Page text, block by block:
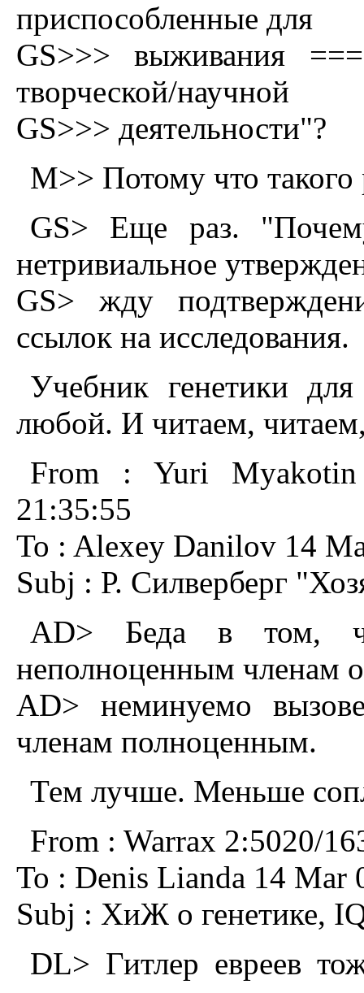
приспособленные для
GS>>> выживания
творческой/научной
GS>>> деятельности"?
M>> Потомy что такого
GS> Еще раз.
нетривиальное
GS> жду
ссылок на исследования.
Учебник генетики
любой. И читаем,
From : Yuri Myakotin
21:35:55
To : Alexey Danilov 14
Subj : Р. Силверберг
AD> Беда в том,
неполноценным членам
AD> неминуемо
членам полноценным.
Тем лучше. Меньше
From : Warrax 2:5020/
To : Denis Lianda 14 Mar
Subj : ХиЖ о генетике,
DL> Гитлер евреев